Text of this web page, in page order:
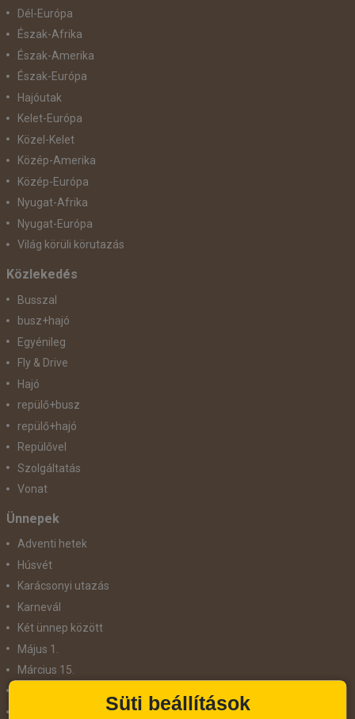
Dél-Európa
Észak-Afrika
Észak-Amerika
Észak-Európa
Hajóutak
Kelet-Európa
Közel-Kelet
Közép-Amerika
Közép-Európa
Nyugat-Afrika
Nyugat-Európa
Világ körüli körutazás
Közlekedés
Busszal
busz+hajó
Egyénileg
Fly & Drive
Hajó
repülő+busz
repülő+hajó
Repülővel
Szolgáltatás
Vonat
Ünnepek
Adventi hetek
Húsvét
Karácsonyi utazás
Karnevál
Két ünnep között
Május 1.
Március 15.
Süti beállítások